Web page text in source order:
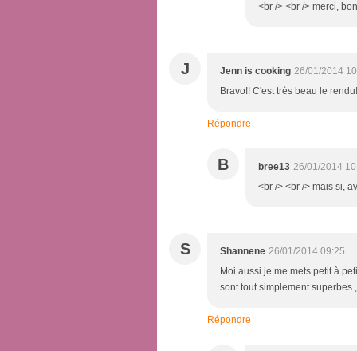
<br /> <br /> merci,
J Jenn is cooking 26/01/2014
Bravo!! C'est très beau le
Répondre
B bree13 26/01/2014
<br /> <br /> mais si,
S Shannene 26/01/2014 09:25
Moi aussi je me mets petit à
sont tout simplement superbes
Répondre